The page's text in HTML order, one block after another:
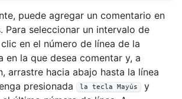
puede agregar un comentario en
Para seleccionar un intervalo de
en el número de línea de la
en la que desea comentar y, a
arrastre hacia abajo hasta la línea
presionada
la tecla Mayús
y